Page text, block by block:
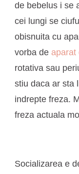
de bebelus i se
cei lungi se
obisnuita cu
vorba de aparat
rotativa sau
stiu daca ar sta
indrepte freza.
freza actuala
Socializarea e